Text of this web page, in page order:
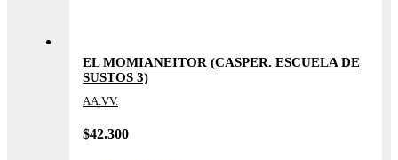
EL MOMIANEITOR (CASPER. ESCUELA DE
SUSTOS 3)
AA.VV.
$42.300